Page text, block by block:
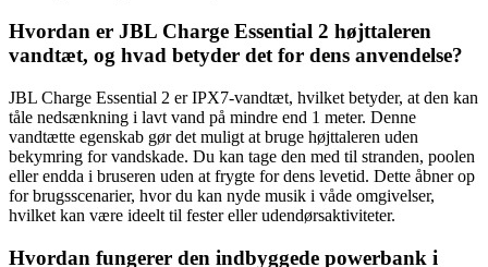
Hvordan er JBL Charge Essential 2 højttaleren
vandtæt, og hvad betyder det for dens anvendelse?
JBL Charge Essential 2 er IPX7-vandtæt, hvilket betyder, at den kan
tåle nedsænkning i lavt vand på mindre end 1 meter. Denne
vandtætte egenskab gør det muligt at bruge højttaleren uden
bekymring for vandskade. Du kan tage den med til stranden, poolen
eller endda i bruseren uden at frygte for dens levetid. Dette åbner op
for brugsscenarier, hvor du kan nyde musik i våde omgivelser,
hvilket kan være ideelt til fester eller udendørsaktiviteter.
Hvordan fungerer den indbyggede powerbank i